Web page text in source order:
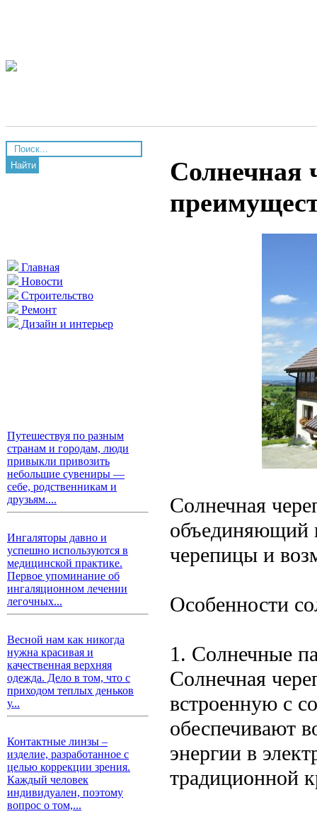
Найти
Главная
Новости
Строительство
Ремонт
Дизайн и интерьер
Путешествуя по разным
странам и городам, люди
привыкли привозить
небольшие сувениры —
себе, родственникам и
друзьям....
Ингаляторы давно и
успешно используются в
медицинской практике.
Первое упоминание об
ингаляционном лечении
легочных...
Весной нам как никогда
нужна красивая и
качественная верхняя
одежда. Дело в том, что с
приходом теплых деньков
у...
Контактные линзы –
изделие, разработанное с
целью коррекции зрения.
Каждый человек
индивидуален, поэтому
вопрос о том,...
Солнечная
Солнечная
объединяющий
черепицы и
Особенности
1. Солнечные
Солнечная
встроенную с
обеспечивают
энергии в
традиционной